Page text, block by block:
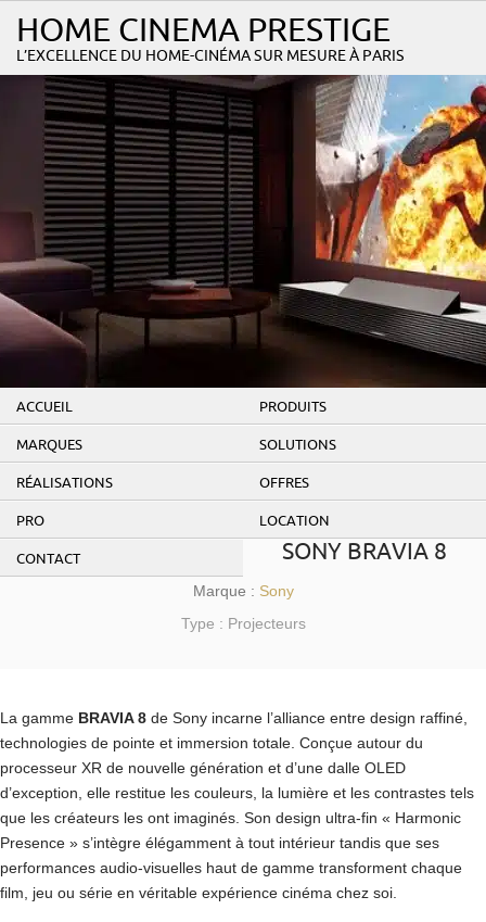
HOME CINEMA PRESTIGE
L’EXCELLENCE DU HOME-CINÉMA SUR MESURE À PARIS
ACCUEIL PRODUITS
MARQUES SOLUTIONS
RÉALISATIONS OFFRES
PRO LOCATION
CONTACT SONY BRAVIA 8
Marque : Sony
Type : Projecteurs
La gamme BRAVIA 8 de Sony incarne l’alliance entre design raffiné,
technologies de pointe et immersion totale. Conçue autour du
processeur XR de nouvelle génération et d’une dalle OLED
d’exception, elle restitue les couleurs, la lumière et les contrastes tels
que les créateurs les ont imaginés. Son design ultra-fin « Harmonic
Presence » s’intègre élégamment à tout intérieur tandis que ses
performances audio-visuelles haut de gamme transforment chaque
film, jeu ou série en véritable expérience cinéma chez soi.